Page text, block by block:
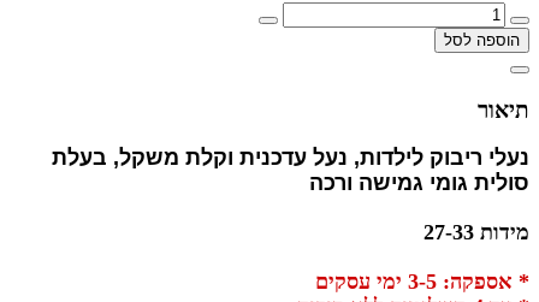
הוספה לסל
תיאור
נעלי ריבוק לילדות, נעל עדכנית וקלת משקל, בעלת
סולית גומי גמישה ורכה
מידות 27-33
* אספקה: 3-5 ימי עסקים